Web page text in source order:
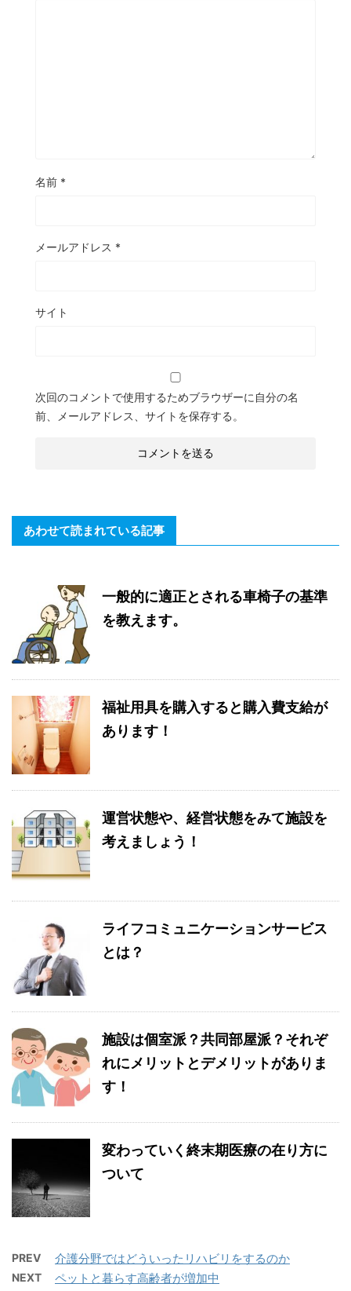
名前 *
メールアドレス *
サイト
次回のコメントで使用するためブラウザーに自分の名
前、メールアドレス、サイトを保存する。
あわせて読まれている記事
一般的に適正とされる車椅子の基準
を教えます。
福祉用具を購入すると購入費支給が
あります！
運営状態や、経営状態をみて施設を
考えましょう！
ライフコミュニケーションサービス
とは？
施設は個室派？共同部屋派？それぞ
れにメリットとデメリットがありま
す！
変わっていく終末期医療の在り方に
ついて
PREV 介護分野ではどういったリハビリをするのか
NEXT ペットと暮らす高齢者が増加中